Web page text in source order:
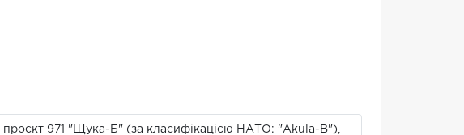
971 "Щука-Б" (за класифікацією НАТО: "Akula-B"),